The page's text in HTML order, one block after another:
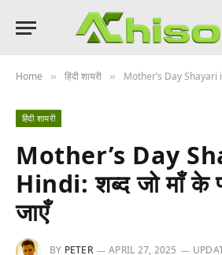
Home » हिंदी शायरी » Mother’s Day Shayari in
हिंदी शायरी
Mother’s Day
Hindi: शब्द जो माँ के
जाएँ
BY PETER APRIL 27, 2025